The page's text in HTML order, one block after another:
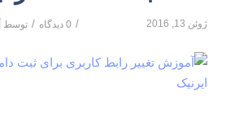
ژوئن 13, 2016 / 0 دیدگاه / توسط